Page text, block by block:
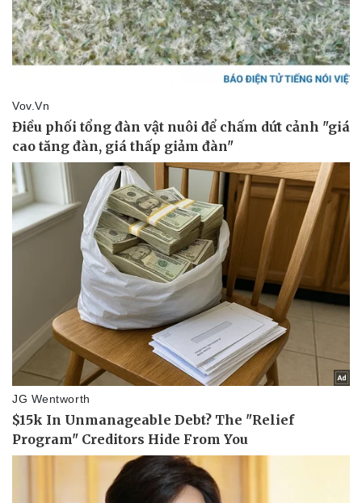
Thể thao
Bóng đá
Lịch thi đấu bóng đá
Thế giới thể thao
eSports
Hậu trường
Ô tô - Xe máy
Ô tô
Tư vấn